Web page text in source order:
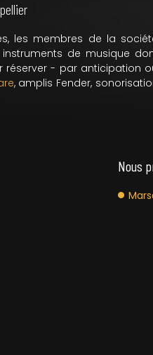
les membres de la
de musique
réserver - par anticipation
, amplis Fender,
Nous